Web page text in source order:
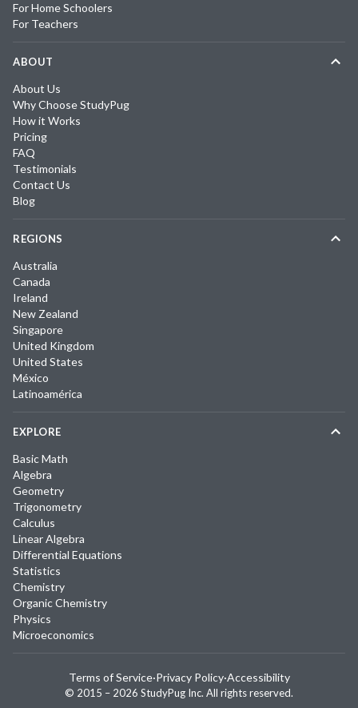
For Home Schoolers
For Teachers
ABOUT
About Us
Why Choose StudyPug
How it Works
Pricing
FAQ
Testimonials
Contact Us
Blog
REGIONS
Australia
Canada
Ireland
New Zealand
Singapore
United Kingdom
United States
México
Latinoamérica
EXPLORE
Basic Math
Algebra
Geometry
Trigonometry
Calculus
Linear Algebra
Differential Equations
Statistics
Chemistry
Organic Chemistry
Physics
Microeconomics
© 2015 – 2026 StudyPug Inc. All rights reserved.
Terms of Service·Privacy Policy·Accessibility